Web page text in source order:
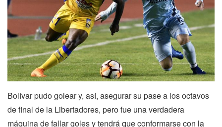
Bolívar pudo golear y, así, asegurar su pase a los octavos
de final de la Libertadores, pero fue una verdadera
máquina de fallar goles y tendrá que conformarse con la